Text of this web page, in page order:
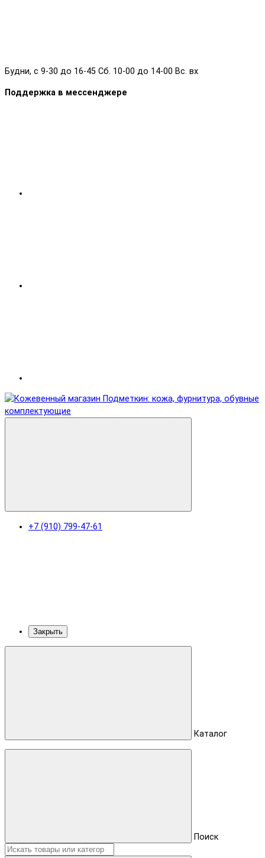
Будни, с 9-30 до 16-45 Сб. 10-00 до 14-00 Вс. вх
Поддержка в мессенджере
+7 (910) 799-47-61
Закрыть
Каталог
Поиск